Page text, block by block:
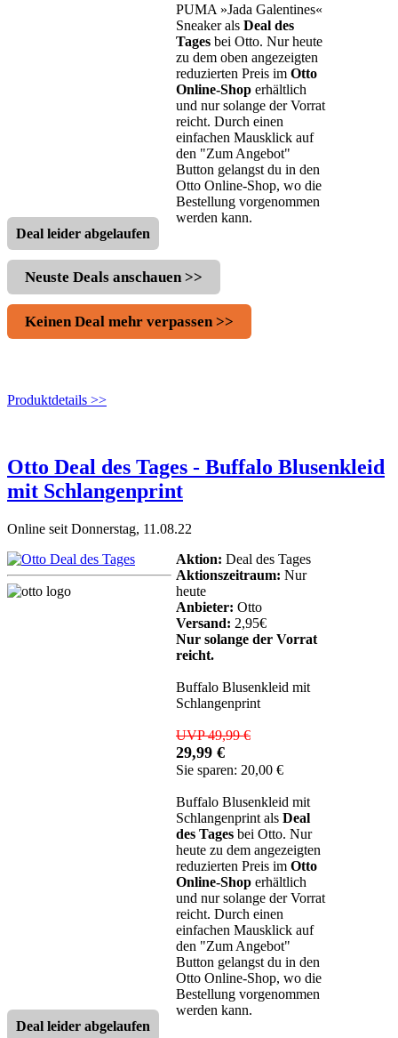
PUMA »Jada Galentines«
Sneaker als Deal des
Tages bei Otto. Nur heute
zu dem oben angezeigten
reduzierten Preis im Otto
Online-Shop erhältlich
und nur solange der Vorrat
reicht. Durch einen
einfachen Mausklick auf
den "Zum Angebot"
Button gelangst du in den
Otto Online-Shop, wo die
Bestellung vorgenommen
werden kann.
Deal leider abgelaufen
Neuste Deals anschauen >>
Keinen Deal mehr verpassen >>
Produktdetails >>
Otto Deal des Tages - Buffalo Blusenkleid
mit Schlangenprint
Online seit Donnerstag, 11.08.22
Aktion: Deal des Tages
Aktionszeitraum: Nur
heute
Anbieter: Otto
Versand: 2,95€
Nur solange der Vorrat
reicht.
Buffalo Blusenkleid mit
Schlangenprint
UVP 49,99 €
29,99 €
Sie sparen: 20,00 €
Buffalo Blusenkleid mit
Schlangenprint als Deal
des Tages bei Otto. Nur
heute zu dem angezeigten
reduzierten Preis im Otto
Online-Shop erhältlich
und nur solange der Vorrat
reicht. Durch einen
einfachen Mausklick auf
den "Zum Angebot"
Button gelangst du in den
Otto Online-Shop, wo die
Bestellung vorgenommen
werden kann.
Deal leider abgelaufen